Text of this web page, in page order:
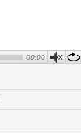
00:00